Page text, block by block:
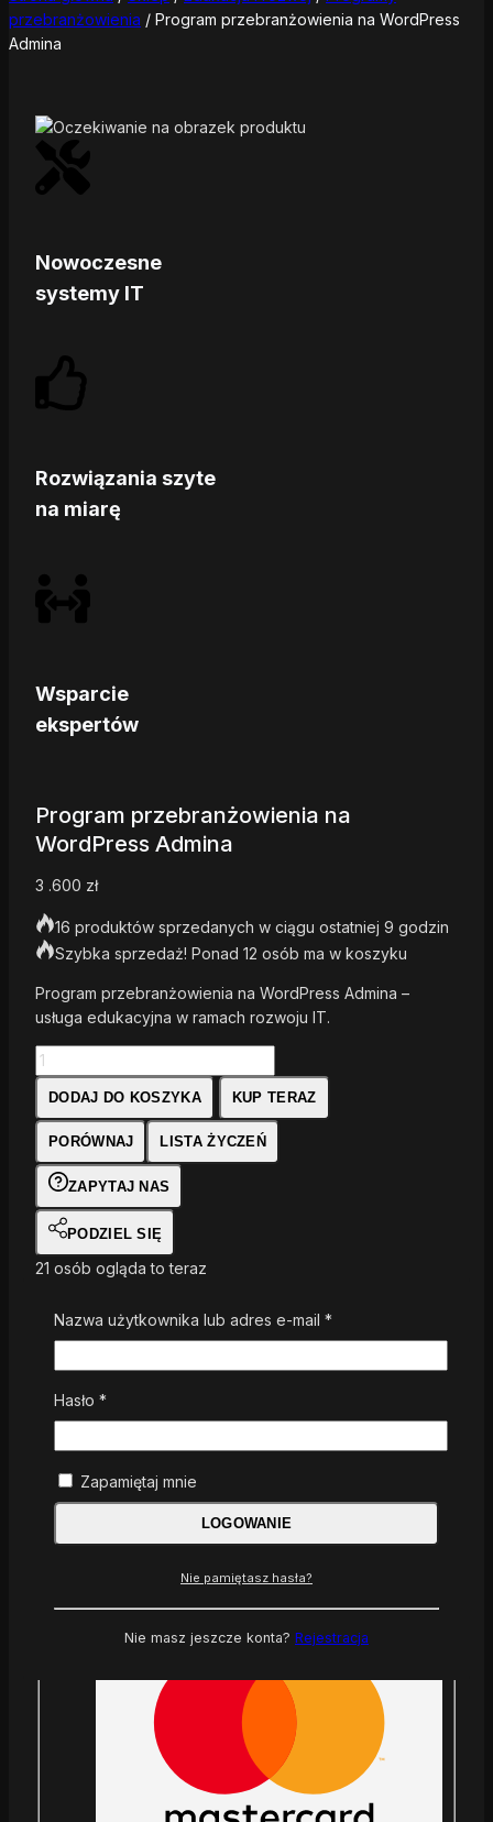
przebranżowienia / Program przebranżowienia na WordPress
Admina
Nowoczesne
systemy IT
Rozwiązania szyte
na miarę
Wsparcie
ekspertów
Program przebranżowienia na
WordPress Admina
3 .600 zł
16 produktów sprzedanych w ciągu ostatniej 9 godzin
Szybka sprzedaż! Ponad 12 osób ma w koszyku
Program przebranżowienia na WordPress Admina –
usługa edukacyjna w ramach rozwoju IT.
DODAJ DO KOSZYKA KUP TERAZ
PORÓWNAJ LISTA ŻYCZEŃ
ZAPYTAJ NAS
PODZIEL SIĘ
21 osób ogląda to teraz
Rabaty dla stałych klientów :
Nazwa użytkownika lub adres e-mail *
Hasło *
Zapamiętaj mnie
LOGOWANIE
Nie pamiętasz hasła?
Nie masz jeszcze konta? Rejestracja